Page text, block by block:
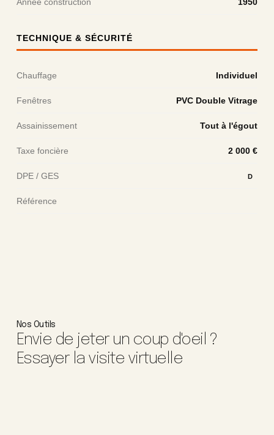
TECHNIQUE & SÉCURITÉ
Chauffage Individuel
Fenêtres PVC Double Vitrage
Assainissement Tout à l'égout
Taxe foncière 2 000 €
DPE / GES D
Référence
Nos Outils
Envie de jeter un coup d'oeil ?
Essayer la visite virtuelle